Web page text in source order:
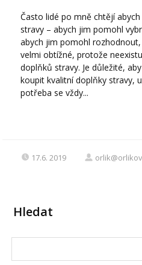
Často lidé po mně chtějí
stravy – abych jim pomohl
abych jim pomohl
velmi obtížné, protože
doplňků stravy. Je důležité,
koupit kvalitní doplňky stravy,
potřeba se vždy...
17.6. 2019
Hledat